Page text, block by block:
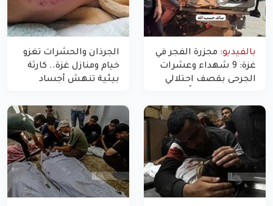
بالفيديو: مجزرة الفجر في
غزة: 9 شهداء وعشرات
الجرحى بقصف احتلالي
الجرذان والحشرات تغزو
خيام ومنازل غزة.. كارثة
بيئية تنهش أجساد